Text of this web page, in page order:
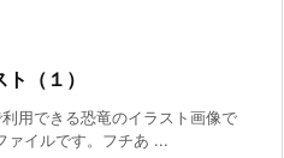
（１）
用できる恐竜のイラスト画像で
ァイルです。フチあ ...